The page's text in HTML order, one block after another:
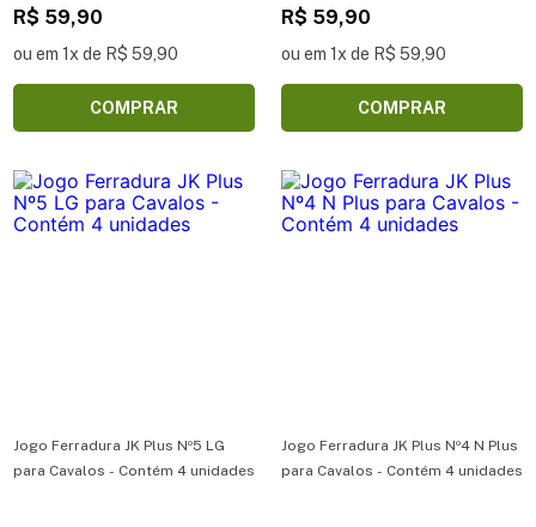
R$ 59,90
ou em 1x de R$ 59,90
COMPRAR
R$ 59,90
ou em 1x de R$ 59,90
COMPRAR
Jogo Ferradura JK Plus Nº5 LG
para Cavalos - Contém 4 unidades
Jogo Ferradura JK Plus Nº4 N Plus
para Cavalos - Contém 4 unidades